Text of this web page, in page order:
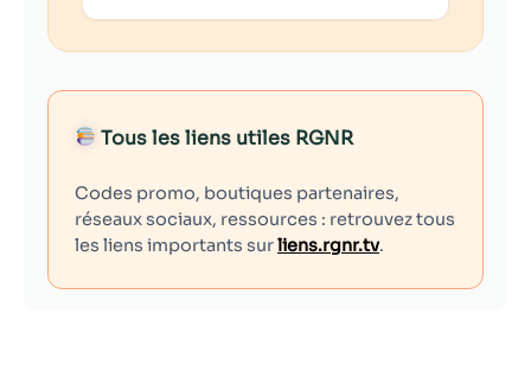
Tous les liens utiles RGNR
Codes promo, boutiques partenaires,
réseaux sociaux, ressources : retrouvez tous
les liens importants surliens.rgnr.tv.